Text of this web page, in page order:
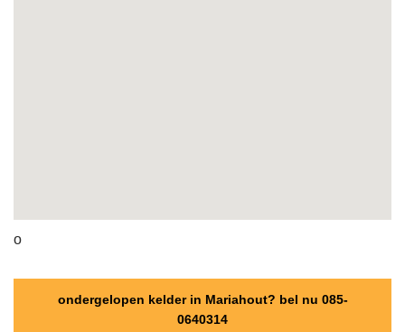
o
ondergelopen kelder in Mariahout? bel nu 085-
0640314